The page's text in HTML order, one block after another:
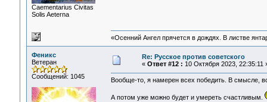
Сaementarius Civitas
Solis Aeterna
«Осенний Ангел прячется в дождях. В листве
Феникс
Ветеран
Сообщений: 1045
Re: Русское против советского
« Ответ #12 : 10 Октября 2023, 22:35:11
Вообще-то, я намерен всех победить. В смысле,
А потом уже можно будет и умереть счастливым.